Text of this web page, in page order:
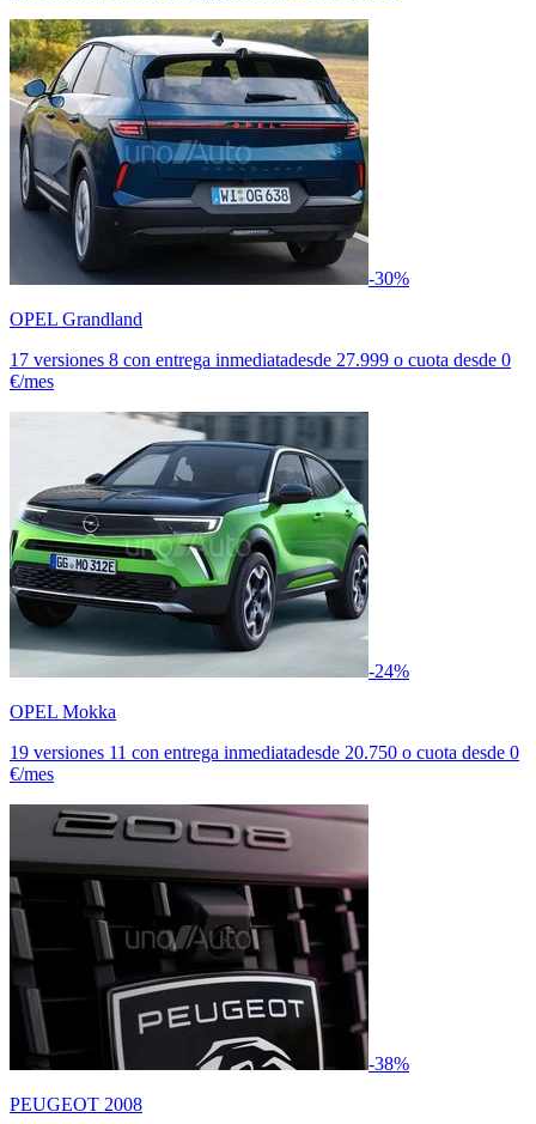
-30%
OPEL Grandland
17 versiones 8 con entrega inmediatadesde 27.999 o cuota desde 0
€/mes
-24%
OPEL Mokka
19 versiones 11 con entrega inmediatadesde 20.750 o cuota desde 0
€/mes
-38%
PEUGEOT 2008